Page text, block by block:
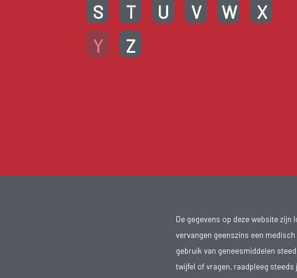
S
T U V W
X
Y
Z
De gegevens op deze website zijn
vervangen geenszins een
gebruik van geneesmiddelen
twijfel of vragen, raadpleeg